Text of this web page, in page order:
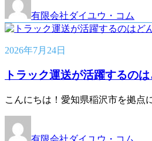
有限会社ダイユウ・コム
2026年7月24日
トラック運送が活躍するの
こんにちは！愛知県稲沢市を拠